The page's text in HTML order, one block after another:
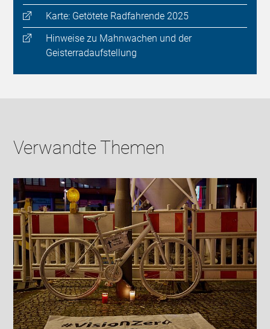
Karte: Getötete Radfahrende 2025
Hinweise zu Mahnwachen und der
Geisterradaufstellung
Verwandte Themen